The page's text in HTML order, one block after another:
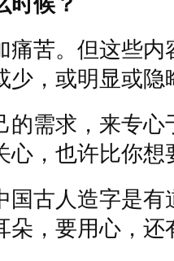
苦。但这些
，或明显或隐
需求，来专心
，也许比你想
古人造字是
，要用心，还